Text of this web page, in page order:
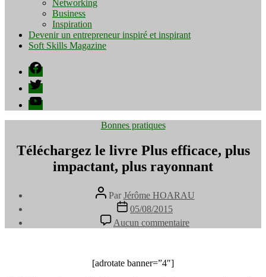
menu
Networking
Business
Inspiration
Devenir un entrepreneur inspiré et inspirant
Soft Skills Magazine
Facebook
Twitter
YouTube
Catégories
Bonnes pratiques
Téléchargez le livre Plus efficace, plus
impactant, plus rayonnant
Auteur
de
l’article
Par Jérôme HOARAU
Date
l’article
05/08/2015
Aucun commentaire
Téléchargez
[adrotate banner=”4″]